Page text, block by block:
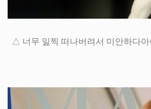
△ 너무 일찍 떠나버려서 미안하다